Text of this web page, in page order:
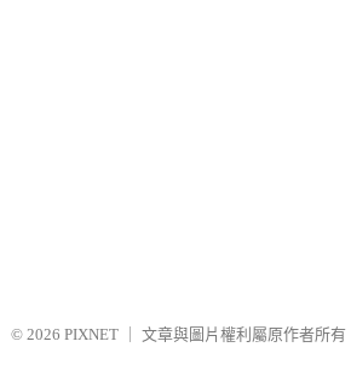
© 2026 PIXNET 文章與圖片權利屬原作者所有